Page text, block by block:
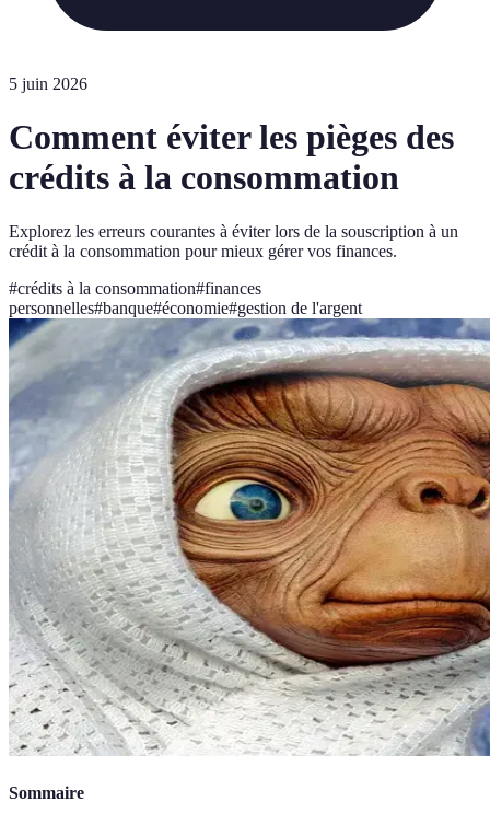
5 juin 2026
Comment éviter les pièges des
crédits à la consommation
Explorez les erreurs courantes à éviter lors de la souscription à un
crédit à la consommation pour mieux gérer vos finances.
#crédits à la consommation#finances
personnelles#banque#économie#gestion de l'argent
Sommaire